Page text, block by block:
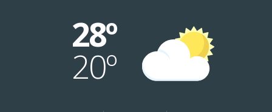
28º
20º